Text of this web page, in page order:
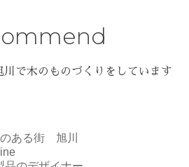
川で木のものづくりをしています